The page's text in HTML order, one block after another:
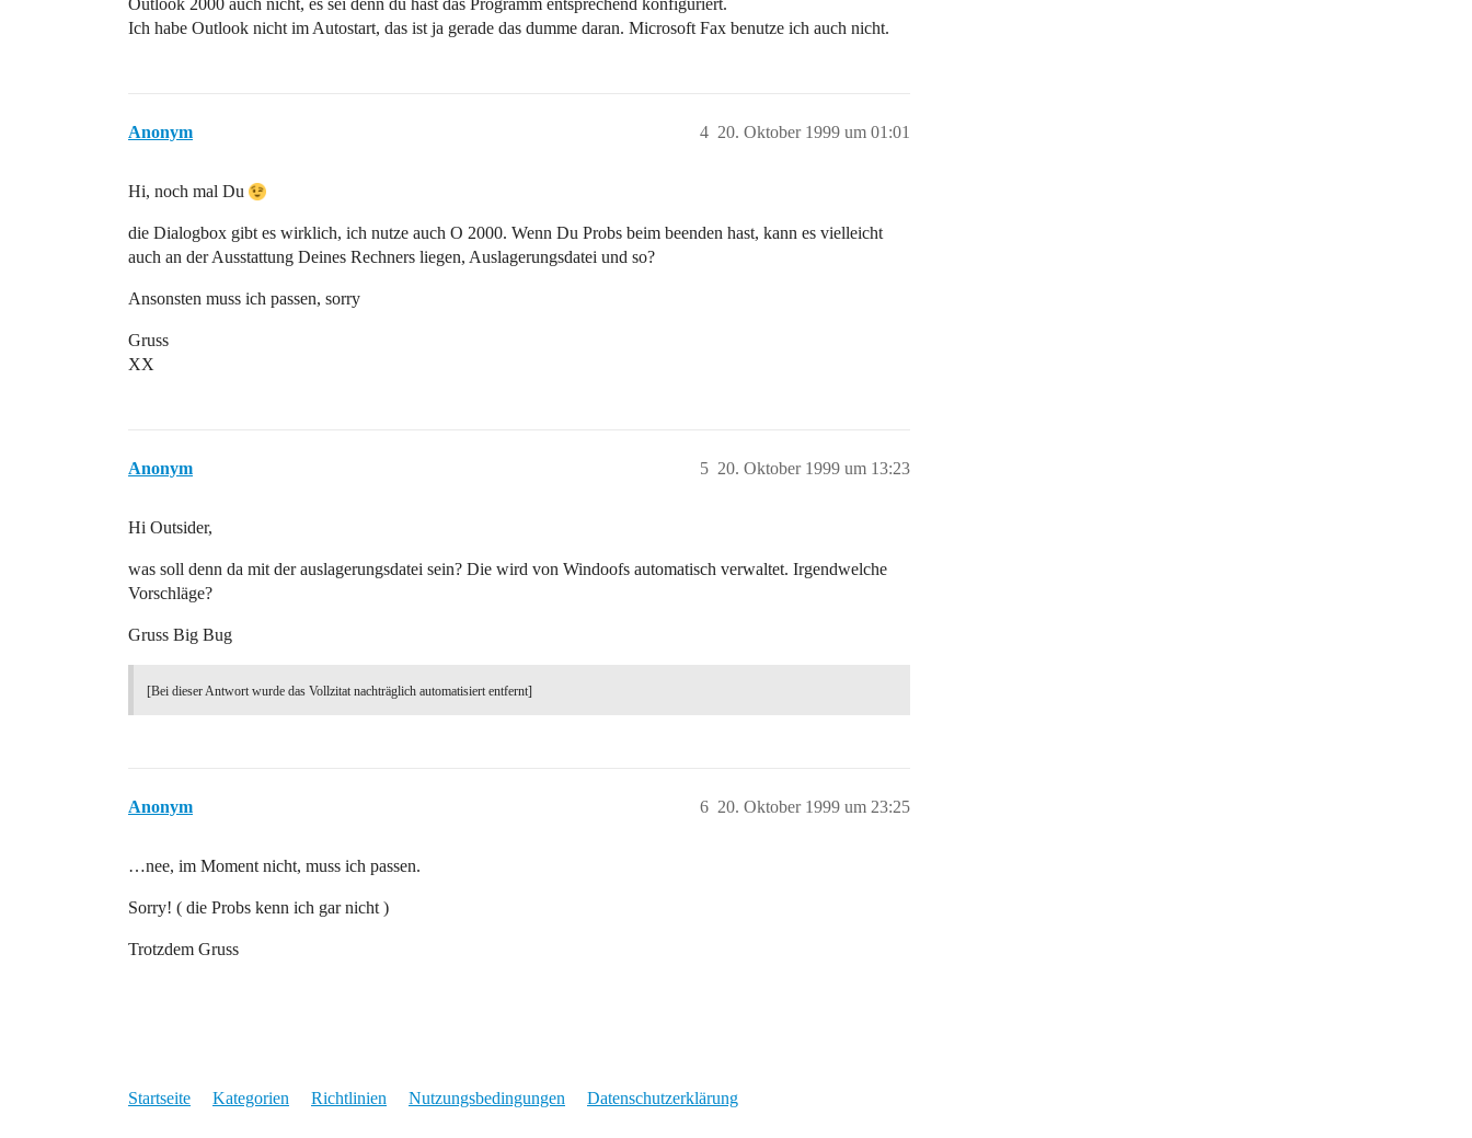
Outlook 2000 auch nicht, es sei denn du hast das Programm entsprechend konfiguriert.
Ich habe Outlook nicht im Autostart, das ist ja gerade das dumme daran. Microsoft Fax benutze ich auch nicht.
Anonym 20. Oktober 1999 um 01:01
4
Hi, noch mal Du
die Dialogbox gibt es wirklich, ich nutze auch O 2000. Wenn Du Probs beim beenden hast, kann es vielleicht
auch an der Ausstattung Deines Rechners liegen, Auslagerungsdatei und so?
Ansonsten muss ich passen, sorry
Gruss
XX
Anonym 20. Oktober 1999 um 13:23
5
Hi Outsider,
was soll denn da mit der auslagerungsdatei sein? Die wird von Windoofs automatisch verwaltet. Irgendwelche
Vorschläge?
Gruss Big Bug
[Bei dieser Antwort wurde das Vollzitat nachträglich automatisiert entfernt]
Anonym 20. Oktober 1999 um 23:25
6
…nee, im Moment nicht, muss ich passen.
Sorry! ( die Probs kenn ich gar nicht )
Trotzdem Gruss
Startseite Kategorien Richtlinien Nutzungsbedingungen Datenschutzerklärung